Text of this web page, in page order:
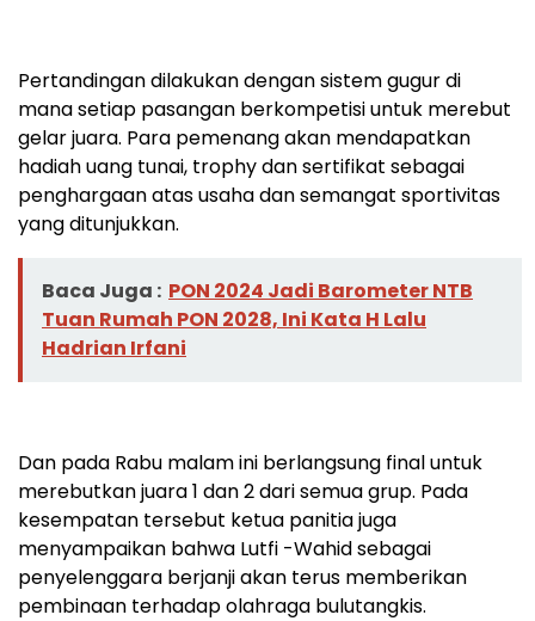
Pertandingan dilakukan dengan sistem gugur di
mana setiap pasangan berkompetisi untuk merebut
gelar juara. Para pemenang akan mendapatkan
hadiah uang tunai, trophy dan sertifikat sebagai
penghargaan atas usaha dan semangat sportivitas
yang ditunjukkan.
Baca Juga : PON 2024 Jadi Barometer NTB
Tuan Rumah PON 2028, Ini Kata H Lalu
Hadrian Irfani
Dan pada Rabu malam ini berlangsung final untuk
merebutkan juara 1 dan 2 dari semua grup. Pada
kesempatan tersebut ketua panitia juga
menyampaikan bahwa Lutfi -Wahid sebagai
penyelenggara berjanji akan terus memberikan
pembinaan terhadap olahraga bulutangkis.